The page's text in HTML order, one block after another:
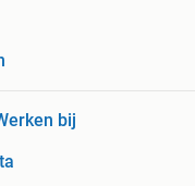
bij